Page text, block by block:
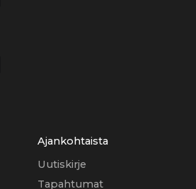
Ajankohtaista
Uutiskirje
Tapahtumat